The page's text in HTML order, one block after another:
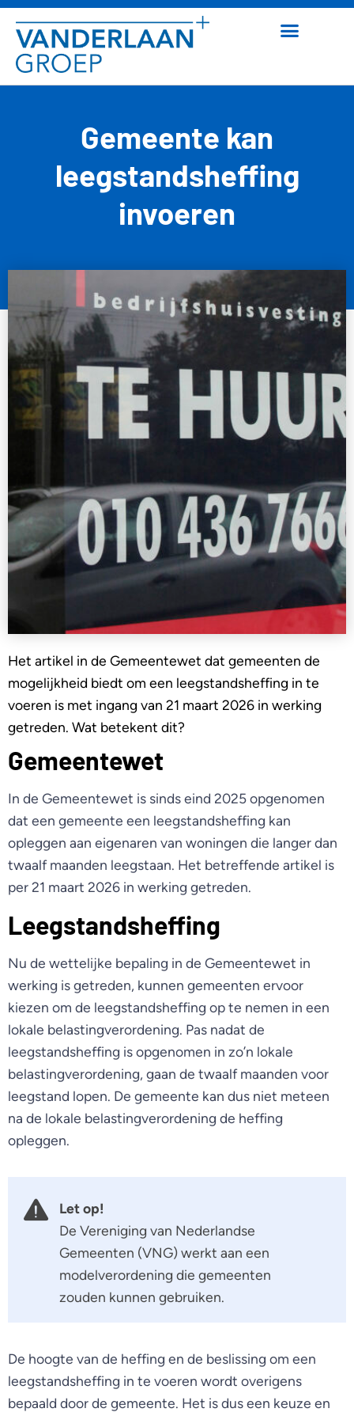
Gemeente kan
leegstandsheffing
invoeren
14 april 2026
Het artikel in de Gemeentewet dat gemeenten de
mogelijkheid biedt om een leegstandsheffing in te
voeren is met ingang van 21 maart 2026 in werking
getreden. Wat betekent dit?
Gemeentewet
In de Gemeentewet is sinds eind 2025 opgenomen
dat een gemeente een leegstandsheffing kan
opleggen aan eigenaren van woningen die langer dan
twaalf maanden leegstaan. Het betreffende artikel is
per 21 maart 2026 in werking getreden.
Leegstandsheffing
Nu de wettelijke bepaling in de Gemeentewet in
werking is getreden, kunnen gemeenten ervoor
kiezen om de leegstandsheffing op te nemen in een
lokale belastingverordening. Pas nadat de
leegstandsheffing is opgenomen in zo’n lokale
belastingverordening, gaan de twaalf maanden voor
leegstand lopen. De gemeente kan dus niet meteen
na de lokale belastingverordening de heffing
opleggen.
Let op!
De Vereniging van Nederlandse
Gemeenten (VNG) werkt aan een
modelverordening die gemeenten
zouden kunnen gebruiken.
De hoogte van de heffing en de beslissing om een
leegstandsheffing in te voeren wordt overigens
bepaald door de gemeente. Het is dus een keuze en